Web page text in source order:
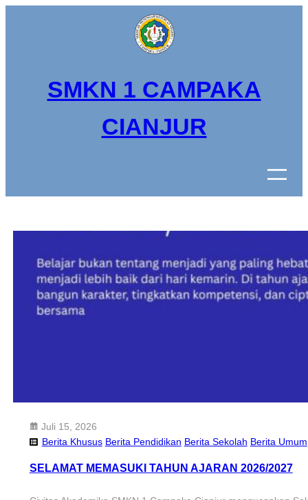
SMKN 1 CAMPAKA
CIANJUR
Juli 15, 2026
Berita Khusus Berita Pendidikan Berita Sekolah Berita Umum
SELAMAT MEMASUKI TAHUN AJARAN 2026/2027